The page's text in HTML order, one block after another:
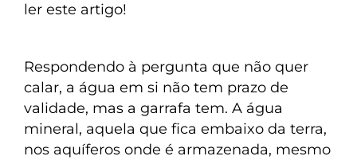
ler este artigo!
Respondendo à pergunta que não quer
calar, a água em si não tem prazo de
validade, mas a garrafa tem. A água
mineral, aquela que fica embaixo da terra,
nos aquíferos onde é armazenada, mesmo